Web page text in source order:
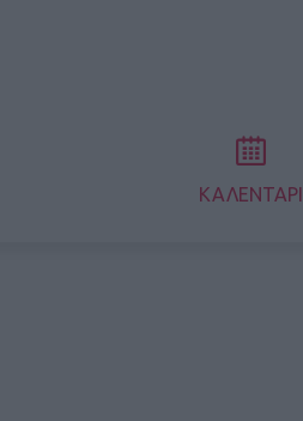
ΚΑΛΕΝΤΑΡΙ